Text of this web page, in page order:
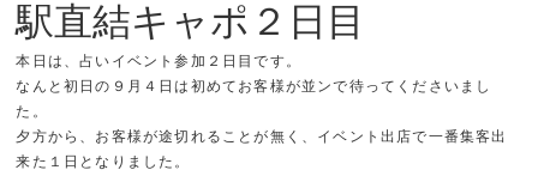
駅直結キャポ２日目
本日は、占いイベント参加２日目です。
なんと初日の９月４日は初めてお客様が並ンで待ってくださいまし
た。
夕方から、お客様が途切れることが無く、イベント出店で一番集客出
来た１日となりました。